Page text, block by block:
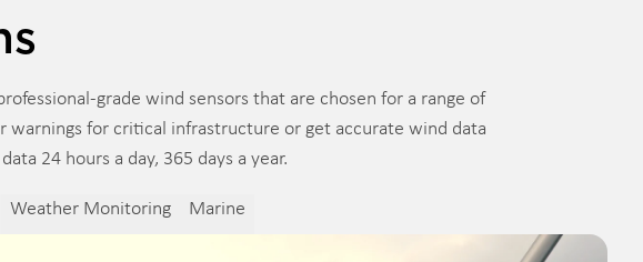
grade wind sensors that are chosen for a range of
for critical infrastructure or get accurate wind data
24 hours a day, 365 days a year.
Weather Monitoring Marine